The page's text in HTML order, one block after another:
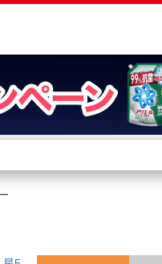
店舗サービス
ネット取り置き